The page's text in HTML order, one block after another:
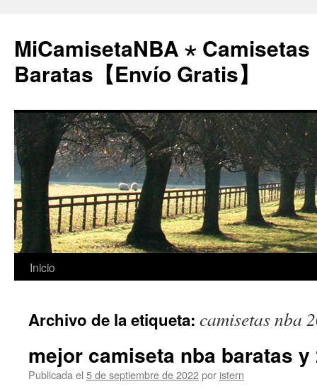
MiCamisetaNBA ⋆ Camisetas
Baratas【Envío Gratis】
Saltar
contenido
Inicio
Archivo de la etiqueta: camisetas nba
mejor camiseta nba baratas y
Publicada el 5 de septiembre de 2022por istern